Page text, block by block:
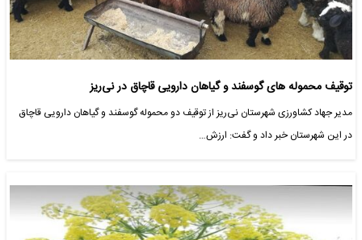
توقیف محموله های گوسفند و گیاهان دارویی قاچاق در نی‌ریز
مدیر جهاد کشاورزی شهرستان نی‌ریز از توقیف دو‌ محموله گوسفند و گیاهان دارویی قاچاق
در این شهرستان خبر داد و گفت: ارزش…